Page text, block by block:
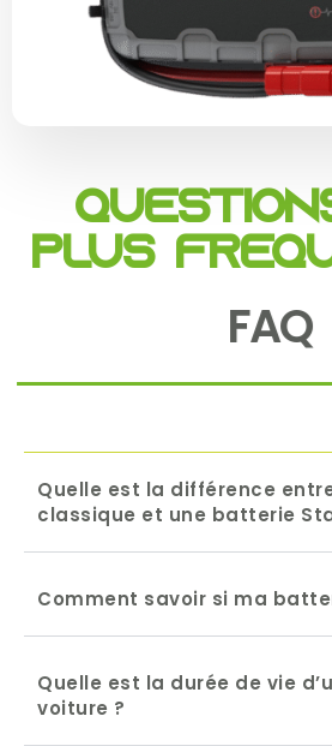
plus
FAQ
Quelle est la différence
classique et une batterie
Comment savoir si ma
Quelle est la durée de vie
voiture ?